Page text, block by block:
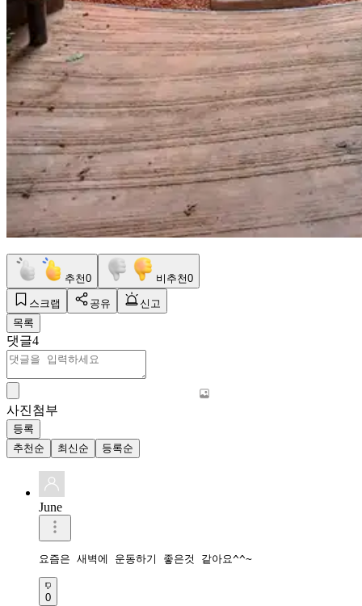
추천0 비추천0
스크랩 공유
신고
목록
댓글4
사진첨부
등록
추천순
최신순 등록순
June
요즘은 새벽에 운동하기 좋은것 같아요^^~
0